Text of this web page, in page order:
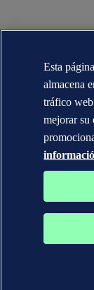
Esta
almacena
tráfico
mejorar su